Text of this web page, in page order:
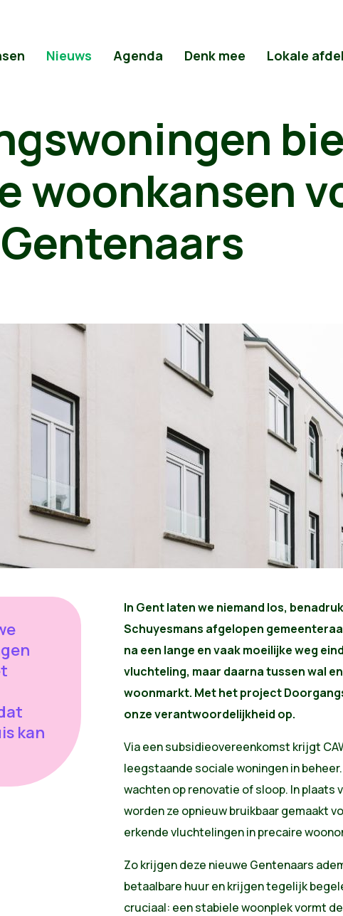
Nieuws Agenda Denk mee Lokale
woonkansen
kan
In Gent laten we niemand los,
Schuyesmans afgelopen
na een lange en vaak moeilijke weg
vluchteling, maar daarna tussen wal
woonmarkt. Met het project
onze verantwoordelijkheid op.
Via een subsidieovereenkomst krijgt
leegstaande sociale woningen in
wachten op renovatie of sloop. In plaats
worden ze opnieuw bruikbaar gemaakt
erkende vluchtelingen in precaire
Zo krijgen deze nieuwe Gentenaars
betaalbare huur en krijgen tegelijk
cruciaal: een stabiele woonplek vormt